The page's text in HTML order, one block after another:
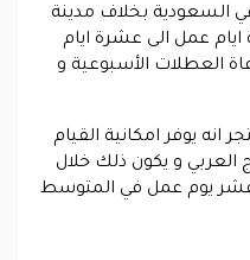
السعودية بخلاف مدينة
عمل الى عشرة ايام
العطلات الأسبوعية و
انه يوفر امكانية القيام
العربي و يكون ذلك خلال
يوم عمل في المتوسط